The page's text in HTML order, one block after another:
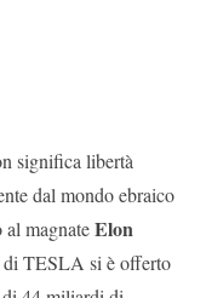
significa libertà
dal mondo ebraico
magnateElon
di TESLA si è offerto